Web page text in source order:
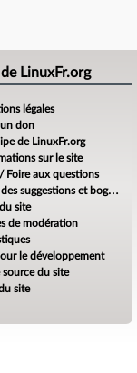
LinuxFr.org
légales
un don
de LinuxFr.org
sur le site
Foire aux questions
suggestions et bogues
site
de modération
le développement
source du site
site